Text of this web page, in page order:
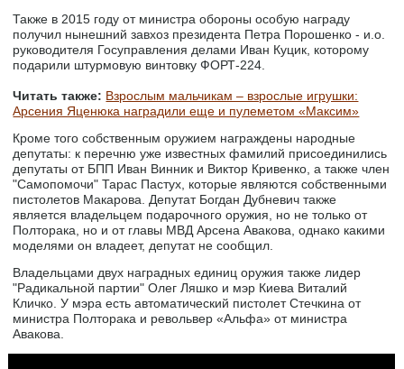
Также в 2015 году от министра обороны особую награду
получил нынешний завхоз президента Петра Порошенко - и.о.
руководителя Госуправления делами Иван Куцик, которому
подарили штурмовую винтовку ФОРТ-224.
Читать также: Взрослым мальчикам – взрослые игрушки:
Арсения Яценюка наградили еще и пулеметом «Максим»
Кроме того собственным оружием награждены народные
депутаты: к перечню уже известных фамилий присоединились
депутаты от БПП Иван Винник и Виктор Кривенко, а также член
"Самопомочи" Тарас Пастух, которые являются собственными
пистолетов Макарова. Депутат Богдан Дубневич также
является владельцем подарочного оружия, но не только от
Полторака, но и от главы МВД Арсена Авакова, однако какими
моделями он владеет, депутат не сообщил.
Владельцами двух наградных единиц оружия также лидер
"Радикальной партии" Олег Ляшко и мэр Киева Виталий
Кличко. У мэра есть автоматический пистолет Стечкина от
министра Полторака и револьвер «Альфа» от министра
Авакова.